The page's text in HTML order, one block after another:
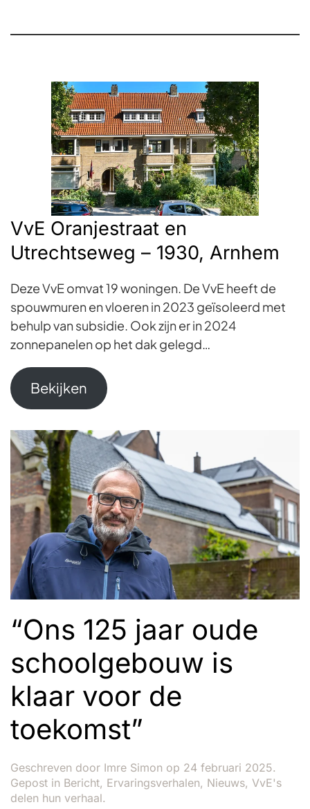
VvE Oranjestraat en
Utrechtseweg – 1930, Arnhem
Deze VvE omvat 19 woningen. De VvE heeft de
spouwmuren en vloeren in 2023 geïsoleerd met
behulp van subsidie. Ook zijn er in 2024
zonnepanelen op het dak gelegd…
Bekijken
“Ons 125 jaar oude
schoolgebouw is
klaar voor de
toekomst”
Geschreven door Imre Simon op 24 februari 2025.
Gepost in Bericht, Ervaringsverhalen, Nieuws, VvE's
delen hun verhaal.